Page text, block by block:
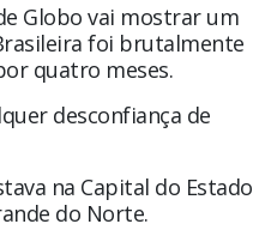
Globo vai mostrar um
foi brutalmente
quatro meses.
desconfiança de
na Capital do Estado
do Norte.